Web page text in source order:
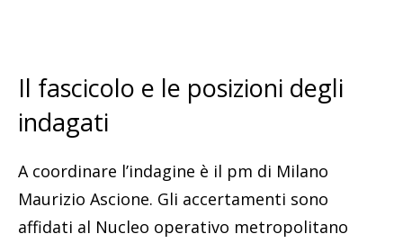
Il fascicolo e le posizioni degli
indagati
A coordinare l’indagine è il pm di Milano
Maurizio Ascione. Gli accertamenti sono
affidati al Nucleo operativo metropolitano